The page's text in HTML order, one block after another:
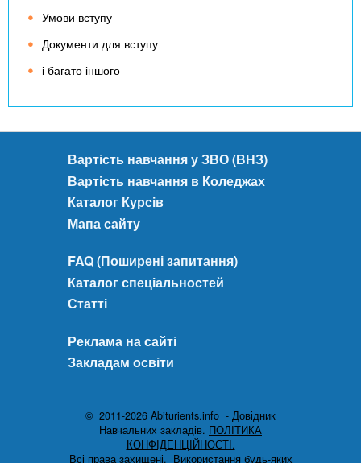
Умови вступу
Документи для вступу
і багато іншого
Вартість навчання у ЗВО (ВНЗ)
Вартість навчання в Коледжах
Каталог Курсів
Мапа сайту
FAQ (Поширені запитання)
Каталог спеціальностей
Статті
Реклама на сайті
Закладам освіти
© 2011-2026 Abiturients.info - Довідник
Навчальних закладів. ПОЛІТИКА
КОНФІДЕНЦІЙНОСТІ.
Всі права захищені. Використання будь-яких